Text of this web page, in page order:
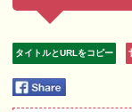
タイトルとURLをコピー